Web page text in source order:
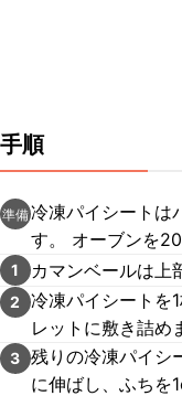
手順
準備冷凍パイシートは
す。 オーブンを
1 カマンベールは上
2
冷凍パイシートを
レットに敷き詰め
3 残りの冷凍パイシ
に伸ばし、ふちを